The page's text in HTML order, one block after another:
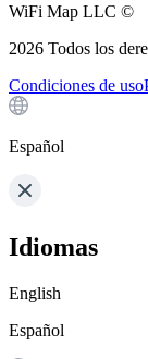
WiFi Map LLC ©
2026 Todos los
Condiciones de uso
Español
Idiomas
English
Español